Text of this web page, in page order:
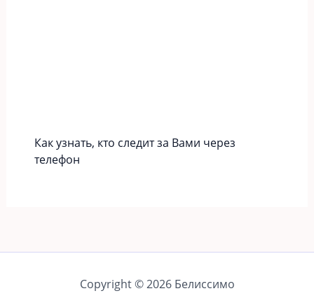
Как узнать, кто следит за Вами через
телефон
Copyright © 2026 Белиссимо